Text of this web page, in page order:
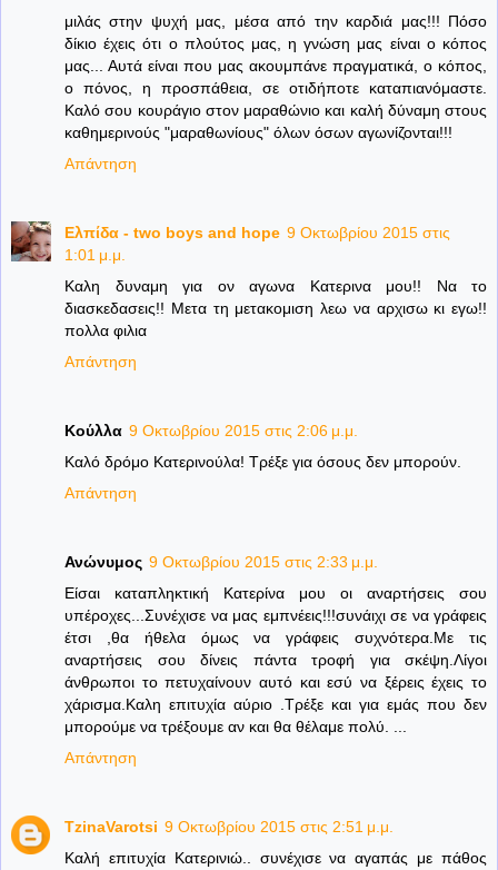
μιλάς στην ψυχή μας, μέσα από την καρδιά μας!!! Πόσο
δίκιο έχεις ότι ο πλούτος μας, η γνώση μας είναι ο κόπος
μας... Αυτά είναι που μας ακουμπάνε πραγματικά, ο κόπος,
ο πόνος, η προσπάθεια, σε οτιδήποτε καταπιανόμαστε.
Καλό σου κουράγιο στον μαραθώνιο και καλή δύναμη στους
καθημερινούς "μαραθωνίους" όλων όσων αγωνίζονται!!!
Απάντηση
Ελπίδα - two boys and hope 9 Οκτωβρίου 2015 στις
1:01 μ.μ.
Καλη δυναμη για ον αγωνα Κατερινα μου!! Να το
διασκεδασεις!! Μετα τη μετακομιση λεω να αρχισω κι εγω!!
πολλα φιλια
Απάντηση
Κούλλα 9 Οκτωβρίου 2015 στις 2:06 μ.μ.
Καλό δρόμο Κατερινούλα! Τρέξε για όσους δεν μπορούν.
Απάντηση
Ανώνυμος 9 Οκτωβρίου 2015 στις 2:33 μ.μ.
Είσαι καταπληκτική Κατερίνα μου οι αναρτήσεις σου
υπέροχες...Συνέχισε να μας εμπνέεις!!!συνάιχι σε να γράφεις
έτσι ,θα ήθελα όμως να γράφεις συχνότερα.Με τις
αναρτήσεις σου δίνεις πάντα τροφή για σκέψη.Λίγοι
άνθρωποι το πετυχαίνουν αυτό και εσύ να ξέρεις έχεις το
χάρισμα.Καλη επιτυχία αύριο .Τρέξε και για εμάς που δεν
μπορούμε να τρέξουμε αν και θα θέλαμε πολύ. ...
Απάντηση
TzinaVarotsi 9 Οκτωβρίου 2015 στις 2:51 μ.μ.
Καλή επιτυχία Κατερινιώ.. συνέχισε να αγαπάς με πάθος